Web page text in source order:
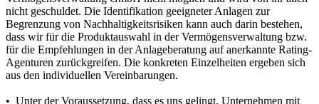
nicht geschuldet. Die Identifikation geeigneter Anlagen zur
Begrenzung von Nachhaltigkeitsrisiken kann auch darin bestehen,
dass wir für die Produktauswahl in der Vermögensverwaltung bzw.
für die Empfehlungen in der Anlageberatung auf anerkannte Rating-
Agenturen zurückgreifen. Die konkreten Einzelheiten ergeben sich
aus den individuellen Vereinbarungen.
• Unter der Voraussetzung, dass es uns gelingt, Unternehmen mit